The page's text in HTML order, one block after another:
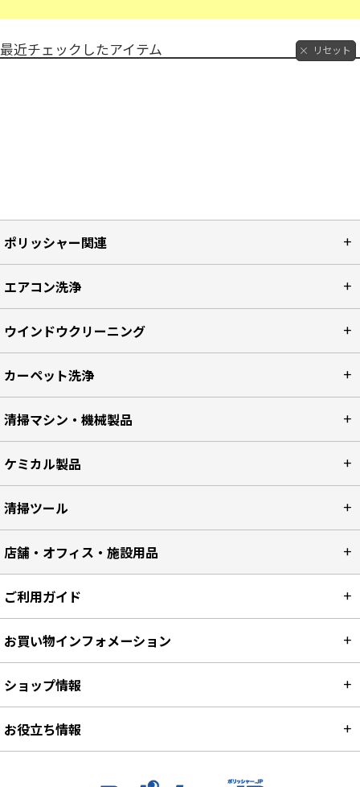
最近チェックしたアイテム リセット
ポリッシャー関連
エアコン洗浄
ウインドウクリーニング
カーペット洗浄
清掃マシン・機械製品
ケミカル製品
清掃ツール
店舗・オフィス・施設用品
ご利用ガイド
お買い物インフォメーション
ショップ情報
お役立ち情報